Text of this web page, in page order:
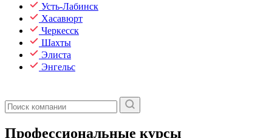
Усть-Лабинск
Хасавюрт
Черкесск
Шахты
Элиста
Энгельс
Профессиональные курсы